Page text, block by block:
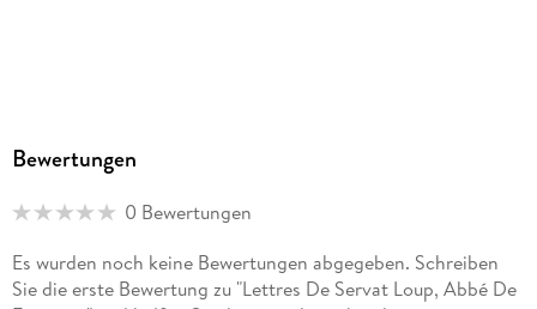
Bewertungen
0 Bewertungen
Es wurden noch keine Bewertungen abgegeben. Schreiben
Sie die erste Bewertung zu "Lettres De Servat Loup, Abbé De